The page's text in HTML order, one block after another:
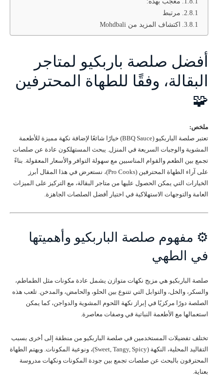
مرتبط
اكتشاف المزيد من Mohdbali
أفضل صلصة باربكيو لمتاجر
البقالة، وفقًا للطهاة المحترفين
🧩
ملخص:
تعتبر صلصة الباربكيو (BBQ Sauce) خيارًا شائعًا لإضافة نكهة مميزة للأطعمة
المشوية والوجبات السريعة في المنزل. يبحث المستهلكون عادة عن صلصات
تجمع بين الطعم والقوام المناسبين مع سهولة التوافر والأسعار المعقولة. بناءً
على آراء الطهاة المحترفين (Pro Cooks)، نستعرض في هذا المقال أبرز
الخيارات التي يمكن الحصول عليها من متاجر البقالة، مع التركيز على الميزات
العامة والتوجهات الاستهلاكية في اختيار أفضل الصلصات الجاهزة.
⚙️ مفهوم صلصة الباربكيو وأهميتها
في الطهي
صلصة الباربكيو هي مزيج نكهات متوازن يشمل عادة مكونات مثل الطماطم،
والسكر، والخل، والتوابل التي تتنوع بين الحلو، والحامض، والمدخن. تلعب هذه
الصلصة دورًا مركزيًا في إبراز نكهة اللحوم المشوية والدواجن، كما يمكن
استعمالها مع الأطعمة النباتية في وصفات معاصرة.
تختلف تفضيلات المستخدمين في صلصة الباربكيو من منطقة إلى أخرى بسبب
التقاليد المحلية، النكهة (Sweet, Tangy, Spicy)، ونوعية المكونات. ويهتم الطهاة
المحترفون بالبحث عن صلصات تجمع بين جودة المكونات ونكهات مدروسة
بعناية.